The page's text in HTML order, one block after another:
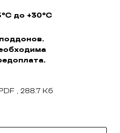
до +30°C
, 288.7 Кб